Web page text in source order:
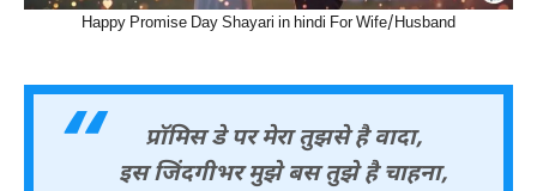
Happy Promise Day Shayari in hindi For Wife/Husband
प्रॉमिस डे पर मेरा तुझसे है वादा,
इस जिंदगीभर मुझे बस तुझे है चाहना,